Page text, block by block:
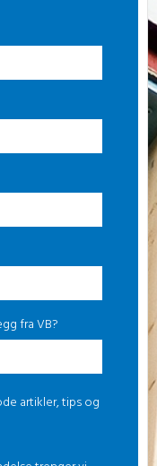
fra VB?
artikler, tips og